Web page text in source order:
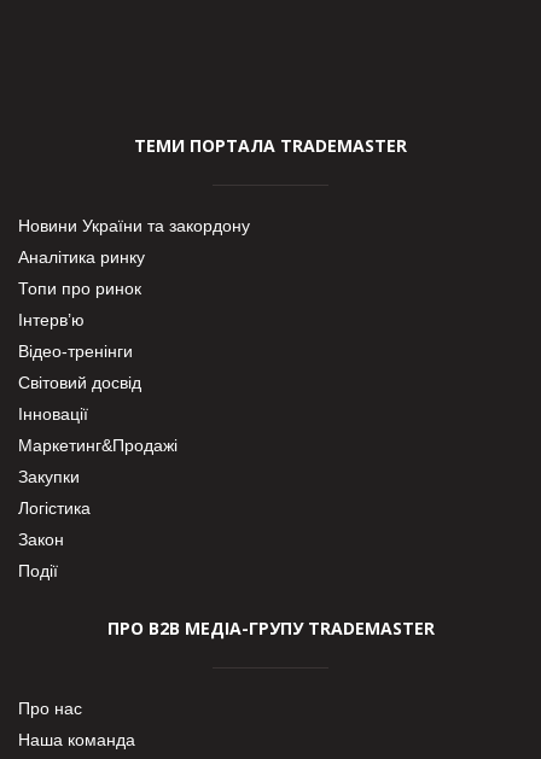
ТЕМИ ПОРТАЛА TRADEMASTER
Новини України та закордону
Аналітика ринку
Топи про ринок
Інтерв’ю
Відео-тренінги
Світовий досвід
Інновації
Маркетинг&Продажі
Закупки
Логістика
Закон
Події
ПРО В2В МЕДІА-ГРУПУ TRADEMASTER
Про нас
Наша команда